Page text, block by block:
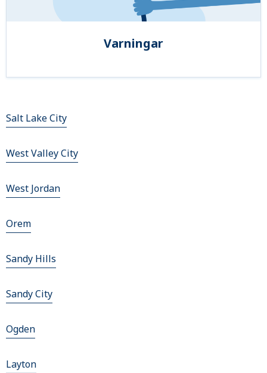
Varningar
Salt Lake City
West Valley City
West Jordan
Orem
Sandy Hills
Sandy City
Ogden
Layton